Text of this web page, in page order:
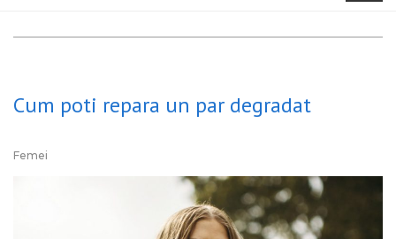
Cum poti repara un par degradat
Femei